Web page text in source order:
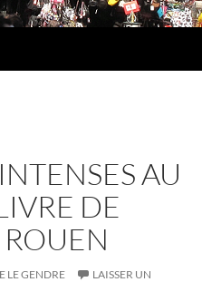
AU
DE
LE GENDRE
LAISSER UN